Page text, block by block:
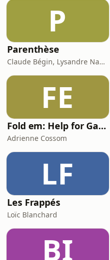
P
Parenthèse
Claude Bégin, Lysandre Nadeau
FE
Fold em: Help for Gambling Problems
Adrienne Cossom
LF
Les Frappés
Loïc Blanchard
BI